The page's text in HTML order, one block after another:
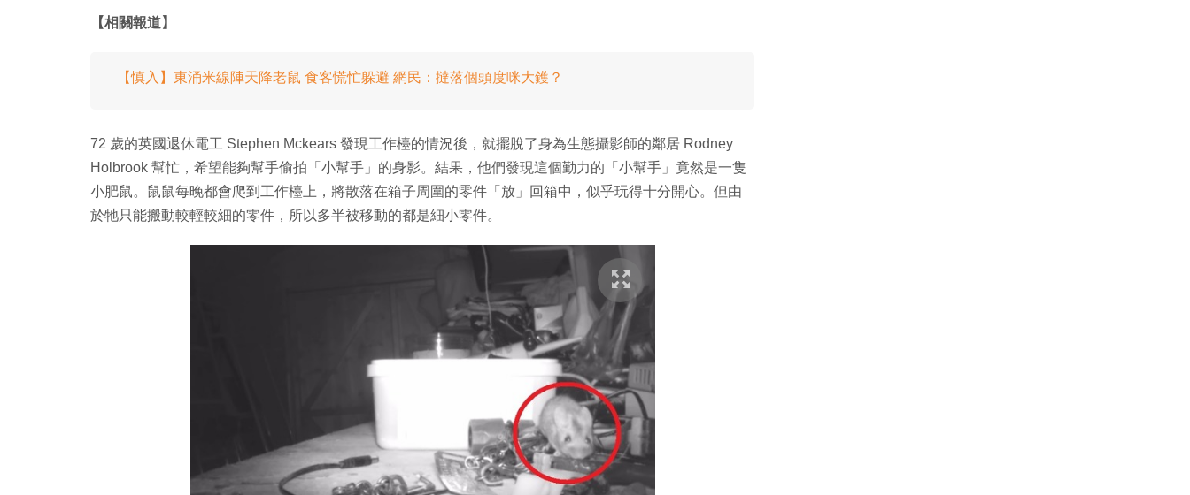
【相關報道】
【慎入】東涌米線陣天降老鼠 食客慌忙躲避 網民：撻落個頭度咪大鑊？
72 歲的英國退休電工 Stephen Mckears 發現工作檯的情況後，就擺脫了身為生態攝影師的鄰居 Rodney
Holbrook 幫忙，希望能夠幫手偷拍「小幫手」的身影。結果，他們發現這個勤力的「小幫手」竟然是一隻
小肥鼠。鼠鼠每晚都會爬到工作檯上，將散落在箱子周圍的零件「放」回箱中，似乎玩得十分開心。但由
於牠只能搬動較輕較細的零件，所以多半被移動的都是細小零件。